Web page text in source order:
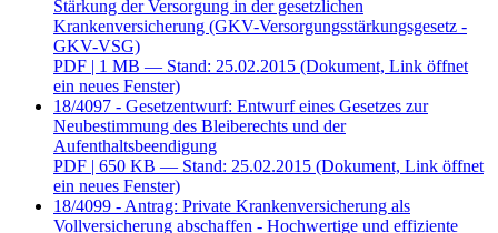
Stärkung der Versorgung in der gesetzlichen
Krankenversicherung (GKV-Versorgungsstärkungsgesetz -
GKV-VSG)
PDF | 1 MB — Stand: 25.02.2015 (Dokument, Link öffnet
ein neues Fenster)
18/4097 - Gesetzentwurf: Entwurf eines Gesetzes zur
Neubestimmung des Bleiberechts und der
Aufenthaltsbeendigung
PDF | 650 KB — Stand: 25.02.2015 (Dokument, Link öffnet
ein neues Fenster)
18/4099 - Antrag: Private Krankenversicherung als
Vollversicherung abschaffen - Hochwertige und effiziente